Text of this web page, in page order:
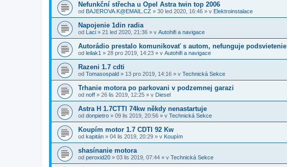
Nefunkční střecha u Opel Astra twin top 2006
od BAJEROVA.K@EMAIL.CZ » 30 led 2020, 16:46 » v Elektroinstalace
Napojenie 1din radia
od Laci » 21 led 2020, 21:36 » v Autohifi a navigace
Autorádio prestalo komunikovať s autom, nefunguje podsvietenie
od leilak1 » 28 pro 2019, 14:23 » v Autohifi a navigace
Razeni 1.7 cdti
od Tomasospald » 13 pro 2019, 14:16 » v Technická Sekce
Trhanie motora po parkovani v podzemnej garazi
od noff » 26 lis 2019, 12:25 » v Diesel
Astra H 1.7CTTI 74kw někdy nenastartuje
od donpietro » 09 lis 2019, 20:56 » v Technická Sekce
Koupím motor 1.7 CDTI 92 Kw
od kapitán » 04 lis 2019, 20:29 » v Koupím
shasínanie motora
od peroxid20 » 03 lis 2019, 07:44 » v Technická Sekce